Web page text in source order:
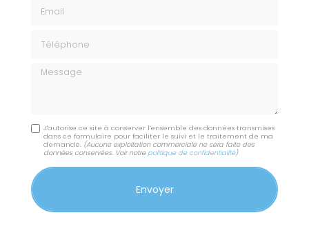
Message
J'autorise ce site à conserver l'ensemble des données transmises
dans ce formulaire pour faciliter le suivi et le traitement de ma
demande. (Aucune exploitation commerciale ne sera faite des
données conservées. Voir notre politique de confidentialité)